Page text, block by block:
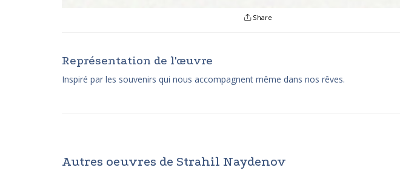
Share
Représentation de l'œuvre
Inspiré par les souvenirs qui nous accompagnent même dans nos rêves.
Autres oeuvres de Strahil Naydenov